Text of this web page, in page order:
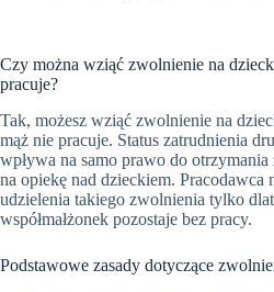
Czy można wziąć zwolnienie na
pracuje?
Tak, możesz wziąć zwolnienie na
mąż nie pracuje. Status zatrudnienia
wpływa na samo prawo do
na opiekę nad dzieckiem. Pracodawca
udzielenia takiego zwolnienia tylko
współmałżonek pozostaje bez pracy.
Podstawowe zasady dotyczące